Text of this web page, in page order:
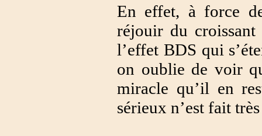
En effet, à force
réjouir du croissant
l’effet BDS qui
on oublie de voir
miracle qu’il en
sérieux n’est fait